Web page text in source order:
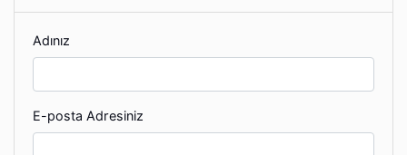
Adınız
E-posta Adresiniz